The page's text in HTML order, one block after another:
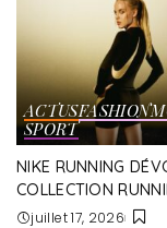
ACTUSFASHION
SPORT
NIKE RUNNING
COLLECTION
juillet 17, 2026